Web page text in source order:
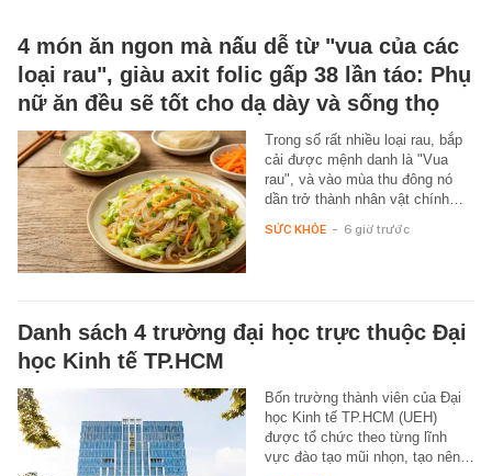
4 món ăn ngon mà nấu dễ từ "vua của các
loại rau", giàu axit folic gấp 38 lần táo: Phụ
nữ ăn đều sẽ tốt cho dạ dày và sống thọ
Trong số rất nhiều loại rau, bắp
cải được mệnh danh là "Vua
rau", và vào mùa thu đông nó
dần trở thành nhân vật chính…
SỨC KHỎE - 6 giờ trước
Danh sách 4 trường đại học trực thuộc Đại
học Kinh tế TP.HCM
Bốn trường thành viên của Đại
học Kinh tế TP.HCM (UEH)
được tổ chức theo từng lĩnh
vực đào tạo mũi nhọn, tạo nên…